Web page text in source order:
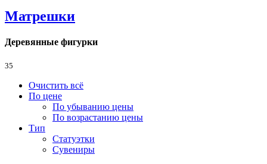
Матрешки
Деревянные фигурки
35
Очистить всё
По цене
По убыванию цены
По возрастанию цены
Тип
Статуэтки
Сувениры